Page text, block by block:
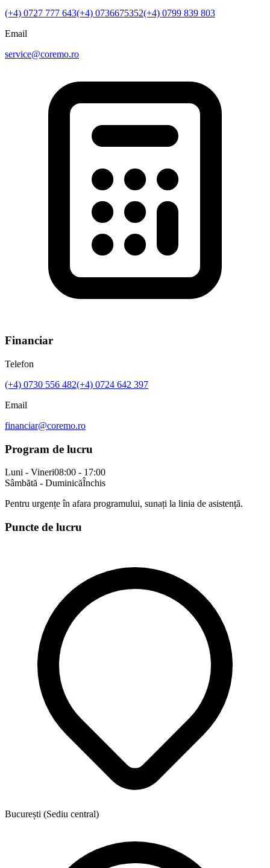
(+4) 0727 777 643(+4) 0736675352(+4) 0799 839 803
Email
service@coremo.ro
Financiar
Telefon
(+4) 0730 556 482(+4) 0724 642 397
Email
financiar@coremo.ro
Program de lucru
Luni - Vineri08:00 - 17:00
Sâmbătă - DuminicăÎnchis
Pentru urgențe în afara programului, sunați la linia de asistență.
Puncte de lucru
București (Sediu central)